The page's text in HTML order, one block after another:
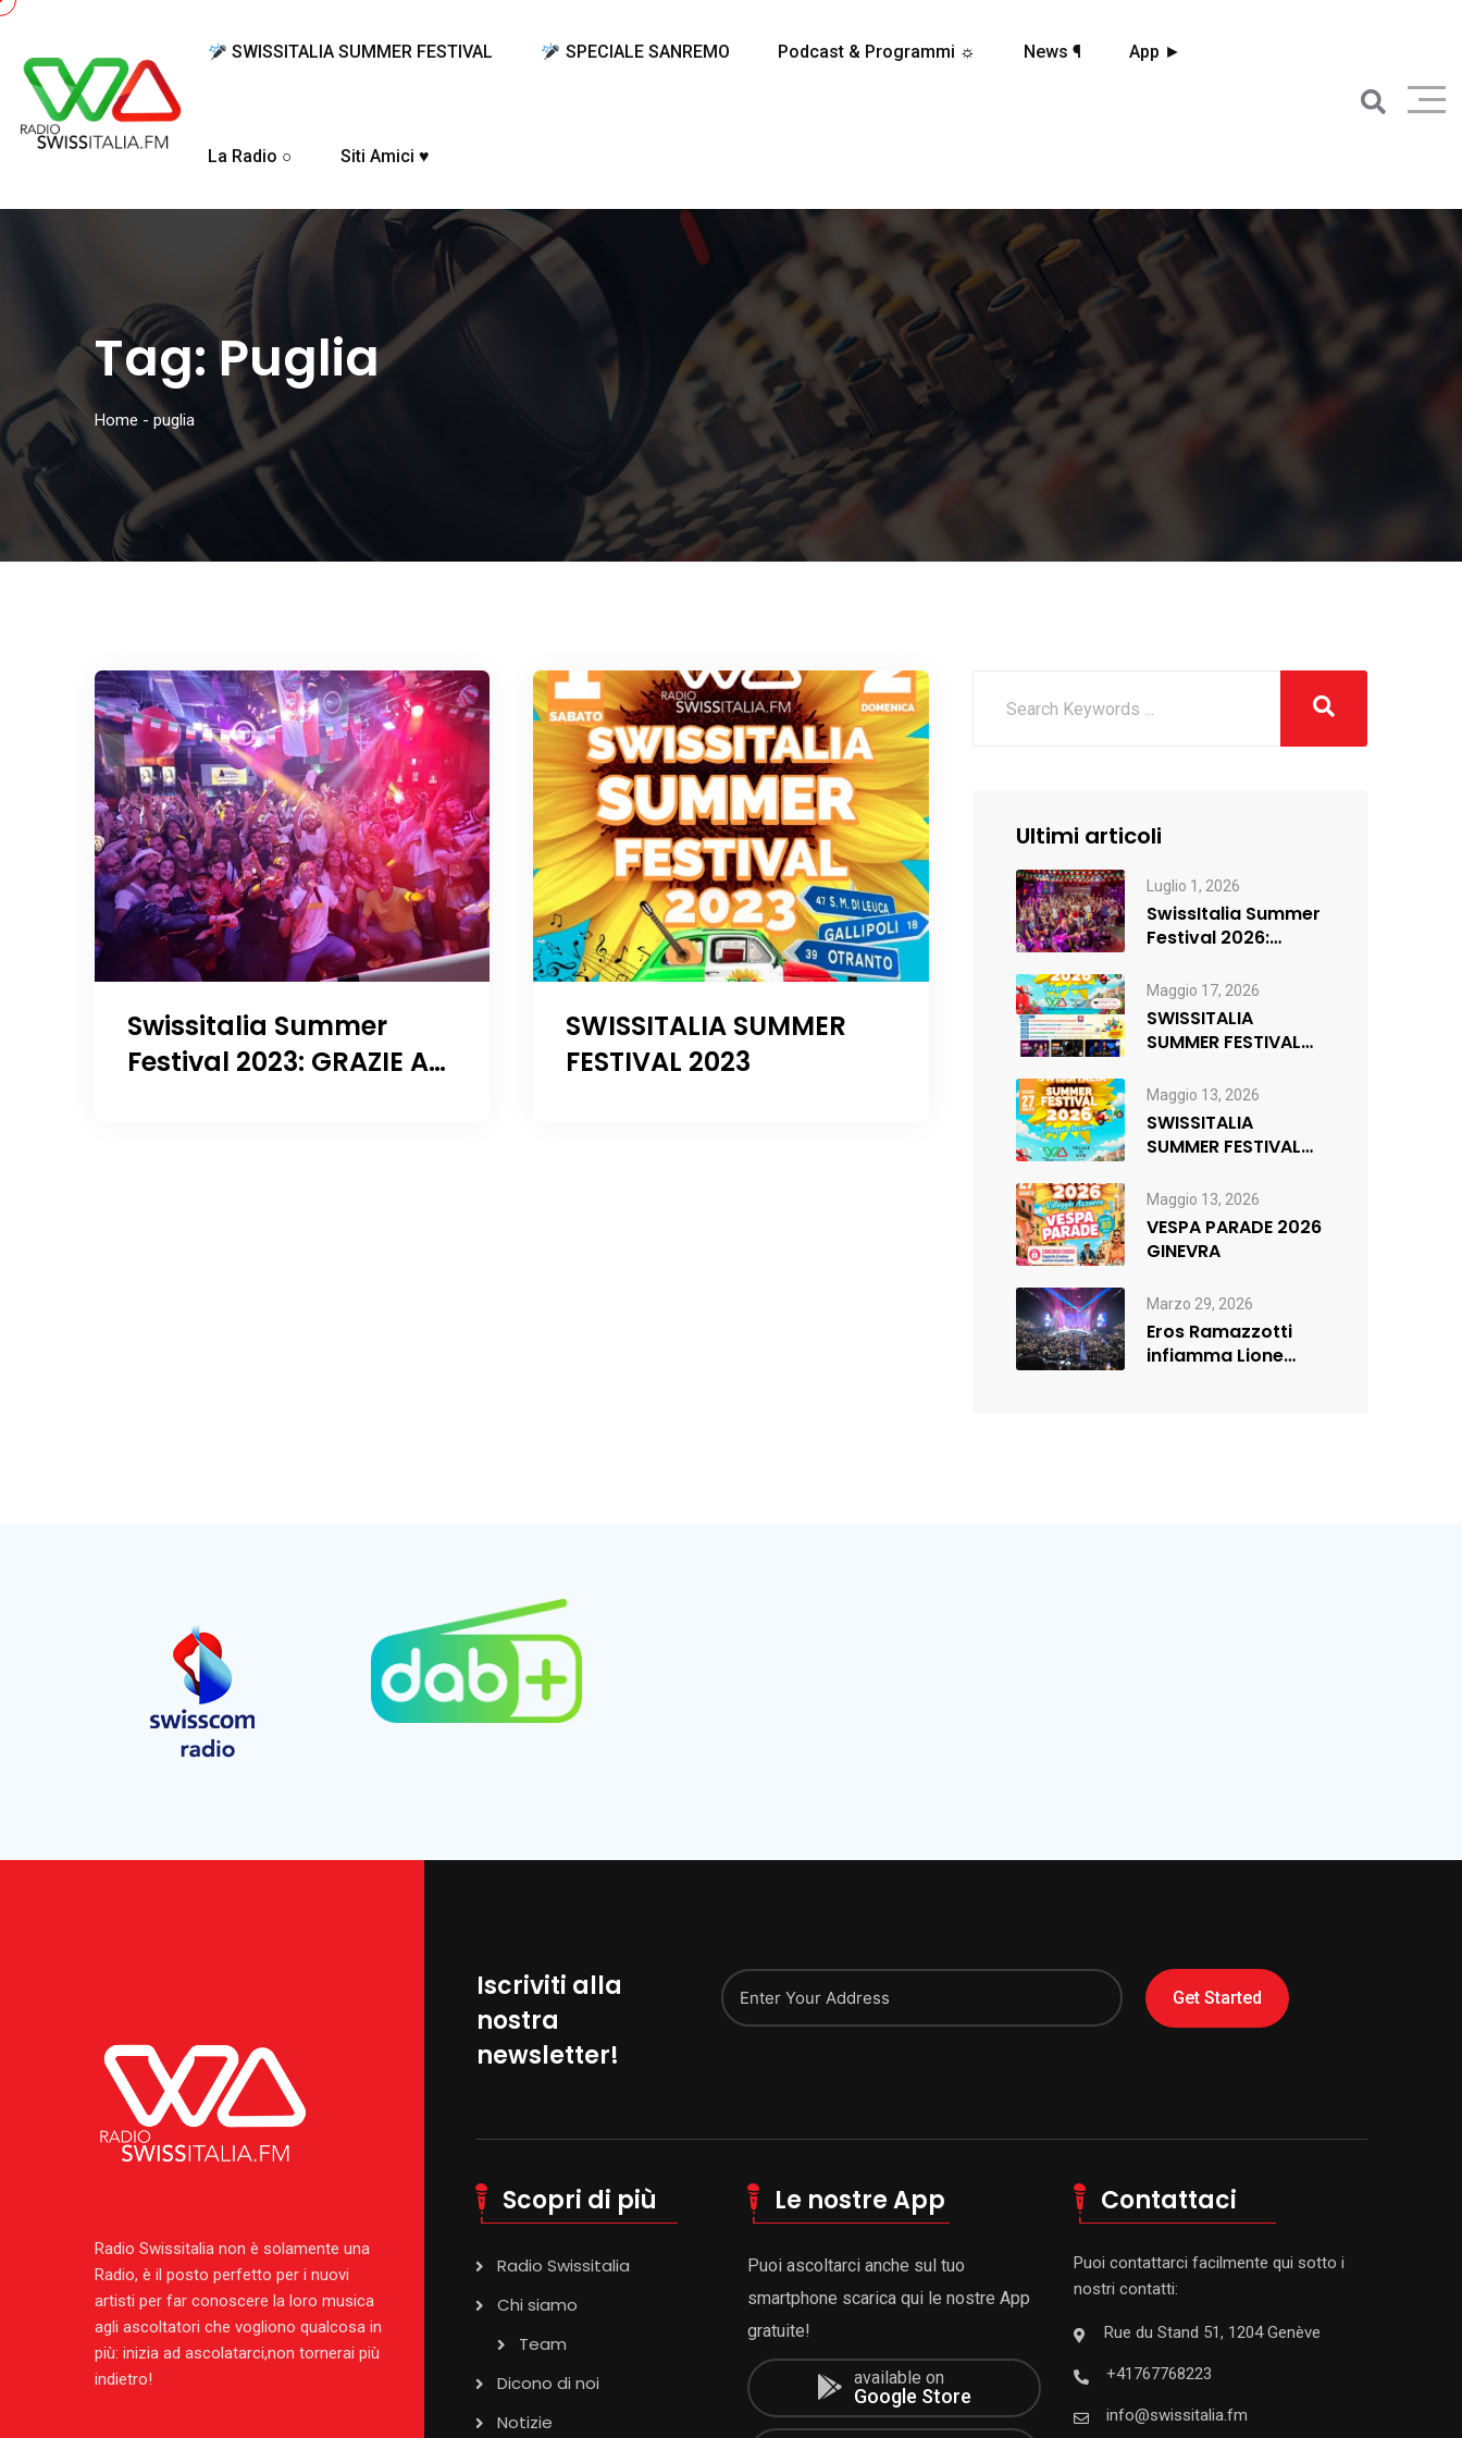
SWISSITALIA SUMMER FESTIVAL SPECIALE SANREMO Podcast & Programmi ☼ News ¶ App ►
La Radio ○ Siti Amici ♥
Tag:Puglia
Home - puglia
Swissitalia Summer
Festival 2023: GRAZIE A
SWISSITALIA SUMMER
FESTIVAL 2023
Ultimi articoli
Luglio 1, 2026
SwissItalia Summer
Festival 2026:
di musica,…
Maggio 17, 2026
SWISSITALIA
SUMMER FESTIVAL
Maggio 13, 2026
SWISSITALIA
SUMMER FESTIVAL
Maggio 13, 2026
VESPA PARADE 2026
GINEVRA
Marzo 29, 2026
Eros Ramazzotti
infiamma Lione
Iscriviti alla
nostra
newsletter!
Get Started
Radio Swissitalia non è solamente una
Radio, è il posto perfetto per i nuovi
artisti per far conoscere la loro musica
agli ascoltatori che vogliono qualcosa in
più: inizia ad ascolatarci,non tornerai più
indietro!
Scopri di più
Radio Swissitalia
Chi siamo
Team
Dicono di noi
Notizie
Le nostre App
Puoi ascoltarci anche sul tuo
smartphone scarica qui le nostre App
gratuite!
available on
Google Store
Contattaci
Puoi contattarci facilmente qui sotto i
nostri contatti:
Rue du Stand 51, 1204 Genève
+41767768223
info@swissitalia.fm